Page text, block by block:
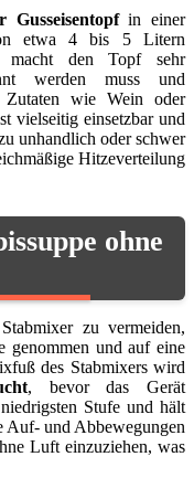
Gusseisentopfin einer
etwa 4 bis 5 Litern
macht den Topf sehr
werden muss und
Zutaten wie Wein oder
vielseitig einsetzbar und
unhandlich oder schwer
Hitzeverteilung
ohne
zu vermeiden,
genommen und auf eine
des Stabmixers wird
, bevor das Gerät
Stufe und hält
Auf- und Abbewegungen
Luft einzuziehen, was